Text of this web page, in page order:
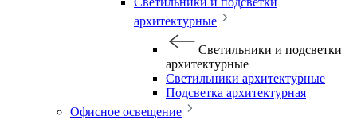
архитектурные
Светильники и подсветки
архитектурные
Светильники архитектурные
Подсветка архитектурная
Офисное освещение